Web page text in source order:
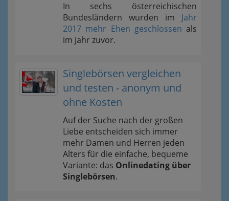
In sechs österreichischen
Bundesländern wurden im Jahr
2017 mehr Ehen geschlossen als
im Jahr zuvor.
Singlebörsen vergleichen
und testen - anonym und
ohne Kosten
Auf der Suche nach der großen
Liebe entscheiden sich immer
mehr Damen und Herren jeden
Alters für die einfache, bequeme
Variante: das Onlinedating über
Singlebörsen.